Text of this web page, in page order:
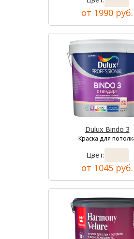
от 1990 руб.
Dulux Bindo 3
Краска для
Цвет:
от 1045 руб.